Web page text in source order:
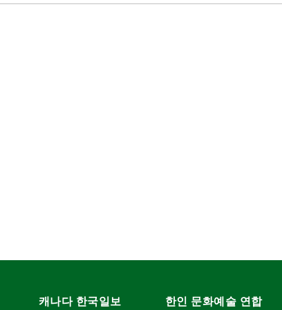
캐나다 한국일보 한인 문화예술 연합